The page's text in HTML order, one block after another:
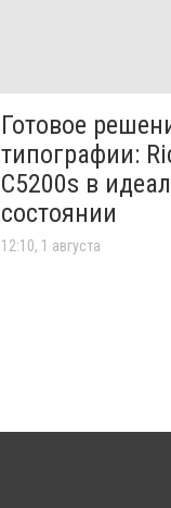
Готовое
типографии:
C5200s в
состоянии
12:10, 1 августа